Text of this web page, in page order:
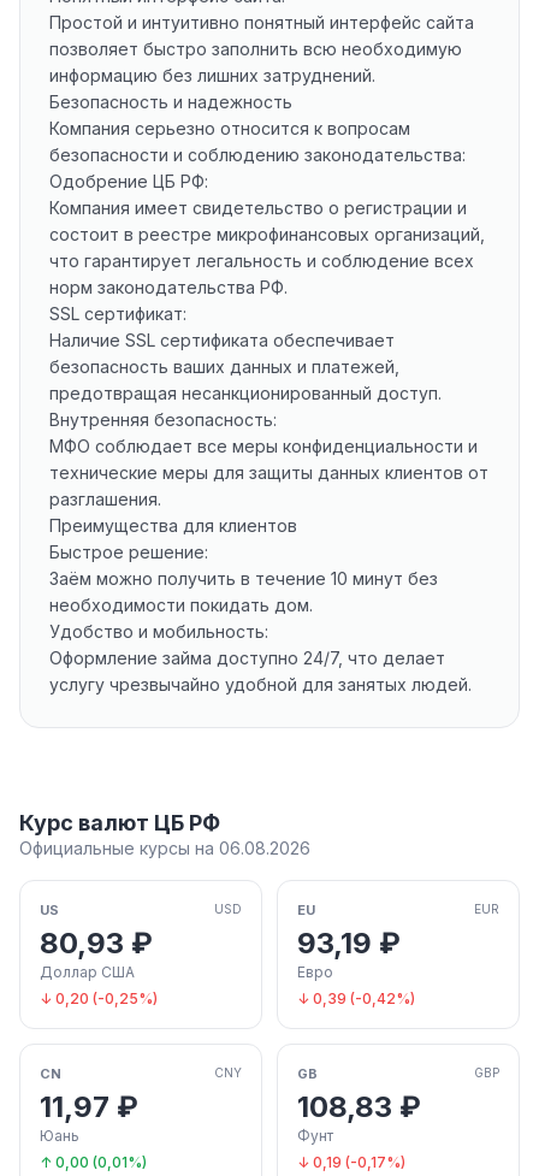
Простой и интуитивно понятный интерфейс сайта
позволяет быстро заполнить всю необходимую
информацию без лишних затруднений.
Безопасность и надежность
Компания серьезно относится к вопросам
безопасности и соблюдению законодательства:
Одобрение ЦБ РФ:
Компания имеет свидетельство о регистрации и
состоит в реестре микрофинансовых организаций,
что гарантирует легальность и соблюдение всех
норм законодательства РФ.
SSL сертификат:
Наличие SSL сертификата обеспечивает
безопасность ваших данных и платежей,
предотвращая несанкционированный доступ.
Внутренняя безопасность:
МФО соблюдает все меры конфиденциальности и
технические меры для защиты данных клиентов от
разглашения.
Преимущества для клиентов
Быстрое решение:
Заём можно получить в течение 10 минут без
необходимости покидать дом.
Удобство и мобильность:
Оформление займа доступно 24/7, что делает
услугу чрезвычайно удобной для занятых людей.
Курс валют ЦБ РФ
Официальные курсы на 06.08.2026
US USD
80,93 ₽
Доллар США
↓ 0,20 (-0,25%)
EU EUR
93,19 ₽
Евро
↓ 0,39 (-0,42%)
CN CNY
11,97 ₽
Юань
↑ 0,00 (0,01%)
GB GBP
108,83 ₽
Фунт
↓ 0,19 (-0,17%)